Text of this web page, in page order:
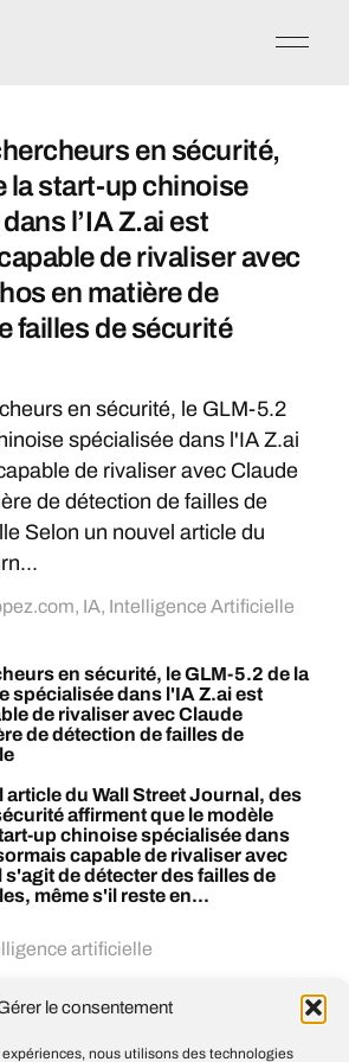
le consentement
nous utilisons des technologies
en sécurité,
la start-up chinoise
l’IA Z.ai est
de rivaliser avec
en matière de
failles de sécurité
en sécurité, le GLM-5.2
spécialisée dans l'IA Z.ai
de rivaliser avec Claude
de détection de failles de
Selon un nouvel article du
, IA, Intelligence Artificielle
en sécurité, le GLM-5.2 de la
spécialisée dans l'IA Z.ai est
de rivaliser avec Claude
de détection de failles de
du Wall Street Journal, des
affirment que le modèle
up chinoise spécialisée dans
capable de rivaliser avec
de détecter des failles de
même s'il reste en...
artificielle